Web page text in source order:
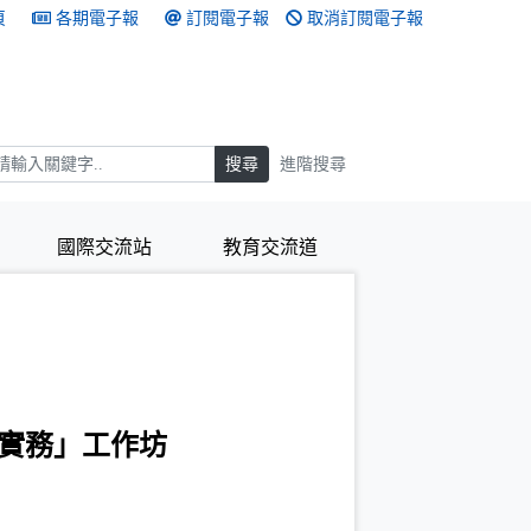
各期電子報 訂閱電子報 取消訂閱電子報
搜尋 進階搜尋
國際交流站 教育交流道
務」工作坊